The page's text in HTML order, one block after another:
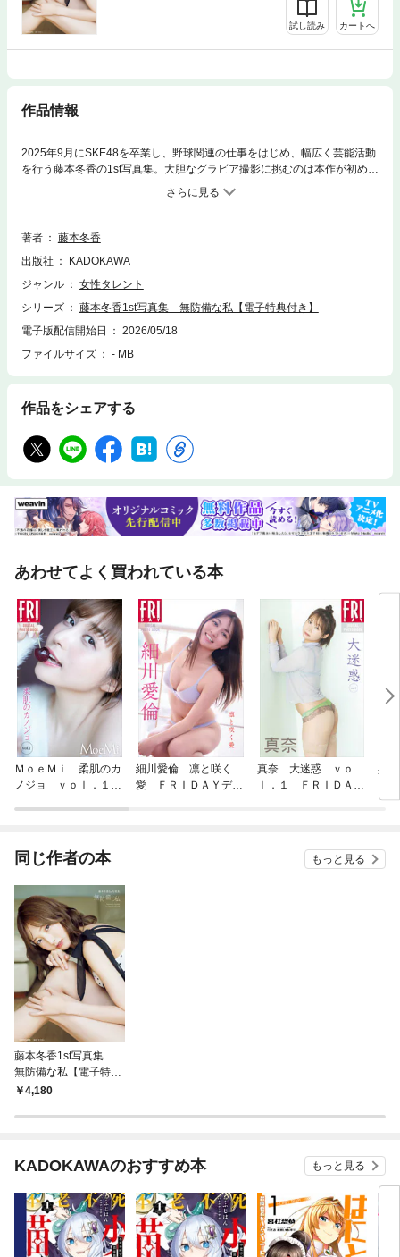
試し読み カートへ
作品情報
2025年9月にSKE48を卒業し、野球関連の仕事をはじめ、幅広く芸能活動
を行う藤本冬香の1st写真集。大胆なグラビア撮影に挑むのは本作が初め
て。展開で見せるバストカットから、初挑戦となるバックショットまで、
肌見せ全開で臨み、27歳の藤本冬香の“無防備ボディ”を披露している。撮
影地は、彼女にとって人生初の海外となるタイ・クラビ。切り立つ石灰岩
の岩壁と真っ青なビーチが広がるリゾート地でロケを敢行。ロングテール
がら撮影。キュートなカットから、グッと大人びた表情を見せるカットま
で、さまざまな魅力をたっぷりと収録。服を脱いでランジェリー姿へと
トなど、大胆なグラビアにも積極的に挑戦。クラビの開放的な雰囲気が彼
女を大胆にさせ、初めて見せる彼女に出会える一冊となっている。ページ
をめくると、そのヘルシーな印象から一転、大胆なランジェリーや水着カ
ットが続く構成となっており、写真はすべて本人がセレクトするなど、こ
さか私が写真集を出させていただけるなんて、夢にも思っていませんでし
っぱいです。7年間在籍したSKE48を卒業し、新たなスタートをこの写真
集と共に切れることがとても光栄です。初めての写真集。初めての海外。
ら嬉しいです。
著者
藤本冬香
出版社
KADOKAWA
ジャンル
女性タレント
シリーズ
藤本冬香1st写真集 無防備な私【電子特典付き】
電子版配信開始日
2026/05/18
ファイルサイズ
- MB
作品をシェアする
あわせてよく買われている本
ＭｏｅＭｉ 柔肌のカ
ノジョ ｖｏｌ．１
細川愛倫 凛と咲く
愛 ＦＲＩＤＡＹデジ
真奈 大迷惑 ｖｏ
ｌ．１ ＦＲＩＤＡＹ
兵
Ｉ
同じ作者の本 もっと見る
藤本冬香1st写真集
無防備な私【電子特典
付き】
4,180
KADOKAWAのおすすめ本 もっと見る